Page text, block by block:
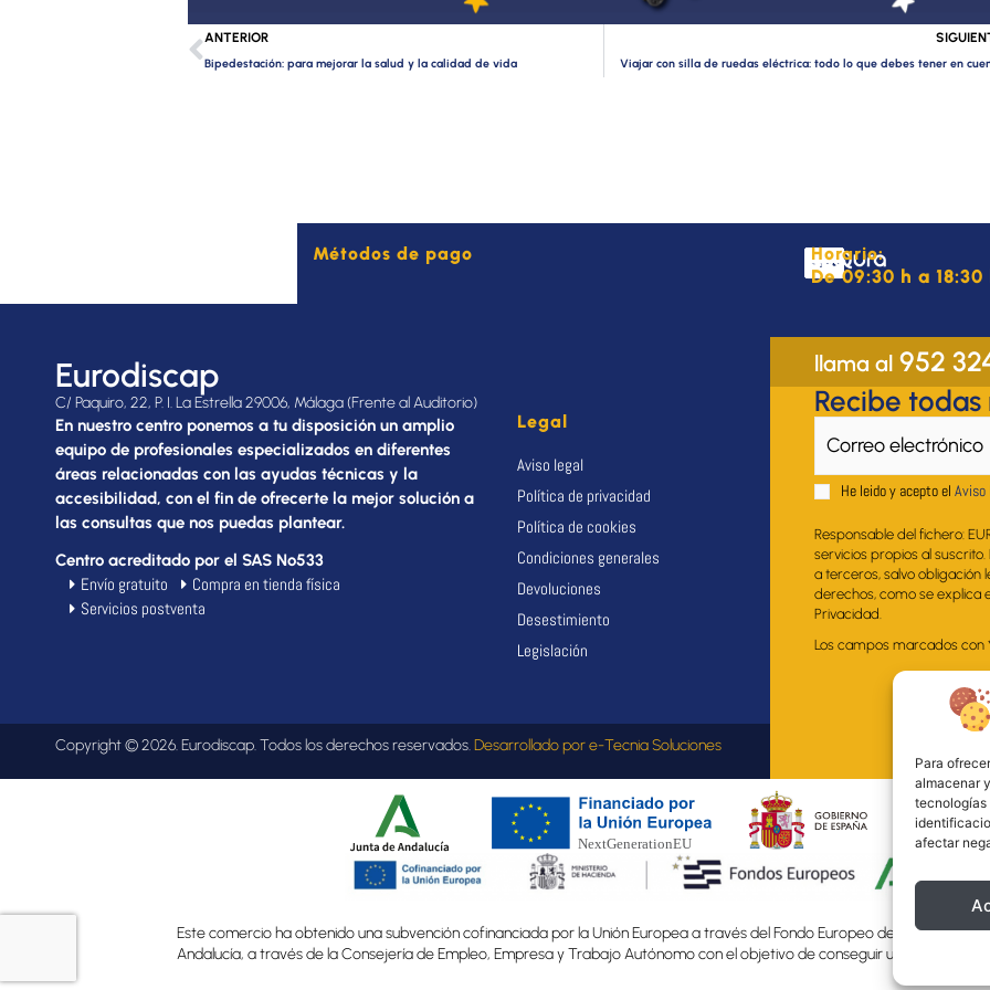
Para
almacenar
tecnologías
afectar
Ant
ANTERIOR
Bipedestación: para mejorar la salud y la calidad de vida Viajar con silla de ruedas eléctrica: todo lo que debes tener en
Métodos de pago Horario:
De 09:30 h a 18:30
Eurodiscap
C/ Paquiro, 22, P. I. La Estrella 29006, Málaga (Frente al Auditorio)
En nuestro centro ponemos a tu disposición un amplio
equipo de profesionales especializados en diferentes
áreas relacionadas con las ayudas técnicas y la
accesibilidad, con el fin de ofrecerte la mejor solución a
las consultas que nos puedas plantear.
Centro acreditado por el SAS Nº533
Envío gratuito
Compra en tienda física
Servicios postventa
Legal
Aviso legal
Política de privacidad
Política de cookies
Condiciones generales
Devoluciones
Desestimiento
Legislación
llama al952
Recibe
He leido y acepto el Aviso
Responsable del fichero:
servicios propios al
a terceros, salvo obligación
derechos, como se explica
Privacidad.
Los campos marcados con
Copyright © 2026. Eurodiscap. Todos los derechos reservados.Desarrollado pore-Tecnia Soluciones
Este comercio ha obtenido una subvención cofinanciada por la Unión Europea a través del Fondo Europeo de Desarrollo
Andalucía, a través de la Consejería de Empleo, Empresa y Trabajo Autónomo con el objetivo de conseguir un tejido